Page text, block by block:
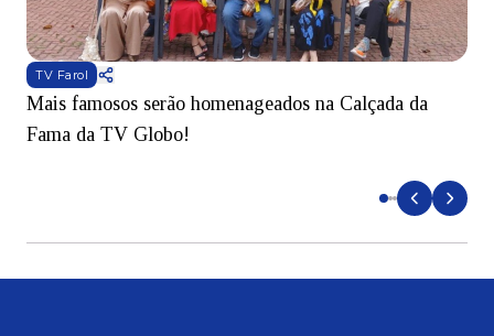
TV Farol
Mais famosos serão homenageados na Calçada da
Fama da TV Globo!